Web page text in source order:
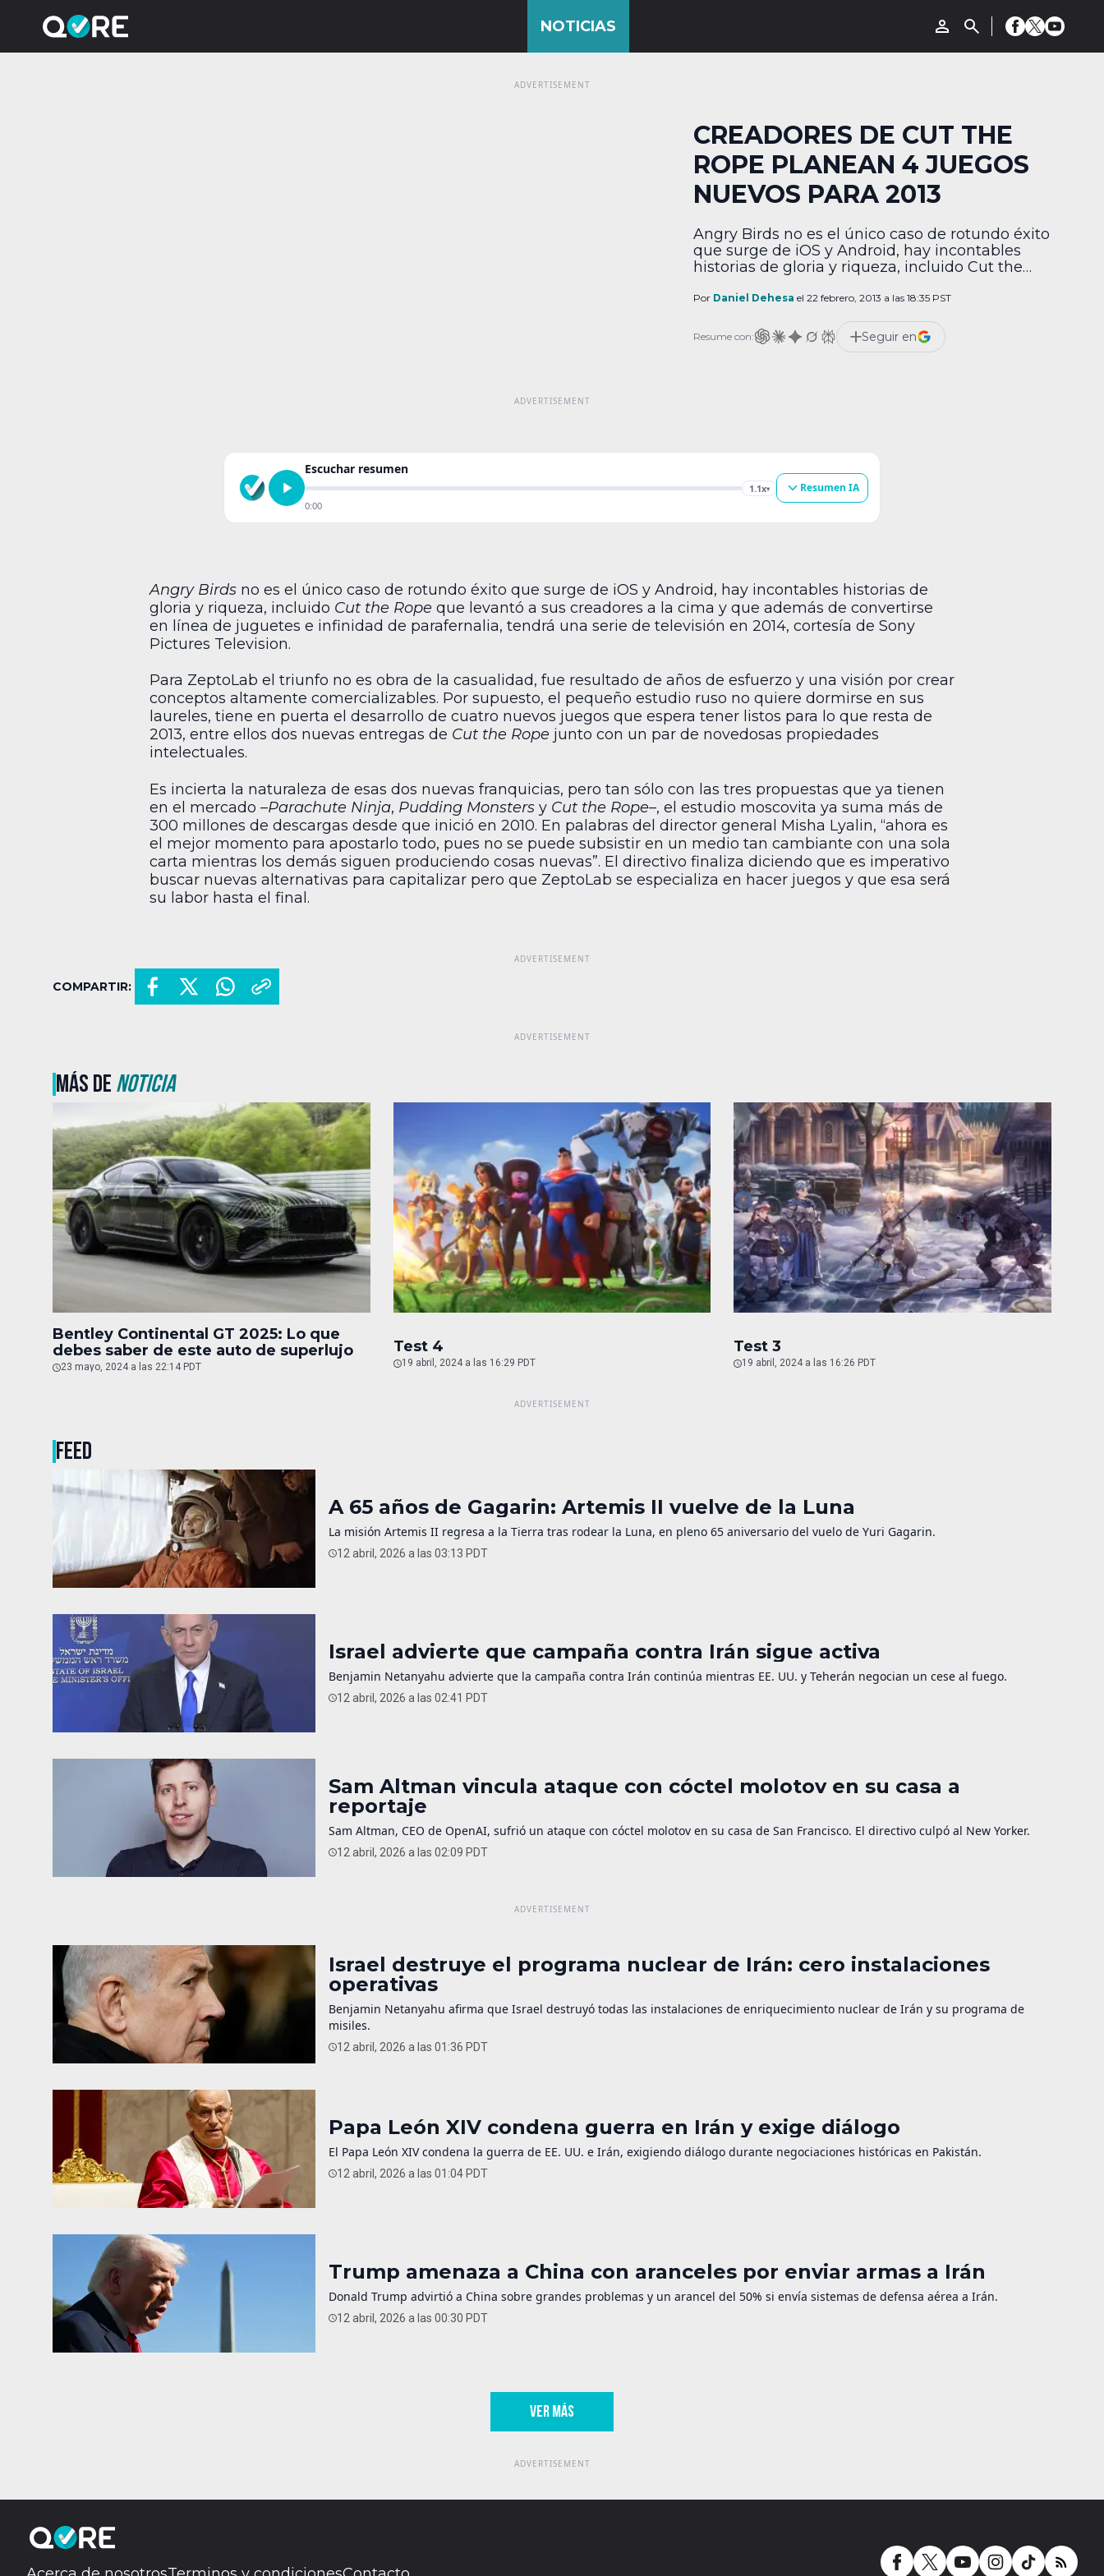
CREADORES DE CUT THE
ROPE PLANEAN 4 JUEGOS
NUEVOS PARA 2013
Angry Birds no es el único caso de rotundo éxito
que surge de iOS y Android, hay incontables
historias de gloria y riqueza, incluido Cut the
que además de convertirse en línea de juguetes
televisión en 2014, […]
Por Daniel Dehesa el 22 febrero, 2013 a las 18:35 PST
Resume con: Seguir en
Escuchar resumen
1.1x▾
0:00
Resumen IA
Angry Birds no es el único caso de rotundo éxito que surge de iOS y Android, hay incontables historias de
gloria y riqueza, incluido Cut the Rope que levantó a sus creadores a la cima y que además de convertirse
en línea de juguetes e infinidad de parafernalia, tendrá una serie de televisión en 2014, cortesía de Sony
Pictures Television.
Para ZeptoLab el triunfo no es obra de la casualidad, fue resultado de años de esfuerzo y una visión por crear
conceptos altamente comercializables. Por supuesto, el pequeño estudio ruso no quiere dormirse en sus
laureles, tiene en puerta el desarrollo de cuatro nuevos juegos que espera tener listos para lo que resta de
2013, entre ellos dos nuevas entregas de Cut the Rope junto con un par de novedosas propiedades
intelectuales.
Es incierta la naturaleza de esas dos nuevas franquicias, pero tan sólo con las tres propuestas que ya tienen
en el mercado –Parachute Ninja, Pudding Monsters y Cut the Rope–, el estudio moscovita ya suma más de
300 millones de descargas desde que inició en 2010. En palabras del director general Misha Lyalin, “ahora es
el mejor momento para apostarlo todo, pues no se puede subsistir en un medio tan cambiante con una sola
carta mientras los demás siguen produciendo cosas nuevas”. El directivo finaliza diciendo que es imperativo
buscar nuevas alternativas para capitalizar pero que ZeptoLab se especializa en hacer juegos y que esa será
su labor hasta el final.
COMPARTIR:
MÁS DENOTICIA
Bentley Continental GT 2025: Lo que
debes saber de este auto de superlujo
23 mayo, 2024 a las 22:14 PDT
Test 4
19 abril, 2024 a las 16:29 PDT
Test 3
19 abril, 2024 a las 16:26 PDT
FEED
A 65 años de Gagarin: Artemis II vuelve de la Luna
La misión Artemis II regresa a la Tierra tras rodear la Luna, en pleno 65 aniversario del vuelo de Yuri Gagarin.
12 abril, 2026 a las 03:13 PDT
Israel advierte que campaña contra Irán sigue activa
Benjamin Netanyahu advierte que la campaña contra Irán continúa mientras EE. UU. y Teherán negocian un cese al fuego.
12 abril, 2026 a las 02:41 PDT
Sam Altman vincula ataque con cóctel molotov en su casa a
reportaje
Sam Altman, CEO de OpenAI, sufrió un ataque con cóctel molotov en su casa de San Francisco. El directivo culpó al New Yorker.
12 abril, 2026 a las 02:09 PDT
Israel destruye el programa nuclear de Irán: cero instalaciones
operativas
Benjamin Netanyahu afirma que Israel destruyó todas las instalaciones de enriquecimiento nuclear de Irán y su programa de
misiles.
12 abril, 2026 a las 01:36 PDT
Papa León XIV condena guerra en Irán y exige diálogo
El Papa León XIV condena la guerra de EE. UU. e Irán, exigiendo diálogo durante negociaciones históricas en Pakistán.
12 abril, 2026 a las 01:04 PDT
Trump amenaza a China con aranceles por enviar armas a Irán
Donald Trump advirtió a China sobre grandes problemas y un arancel del 50% si envía sistemas de defensa aérea a Irán.
12 abril, 2026 a las 00:30 PDT
VER MÁS